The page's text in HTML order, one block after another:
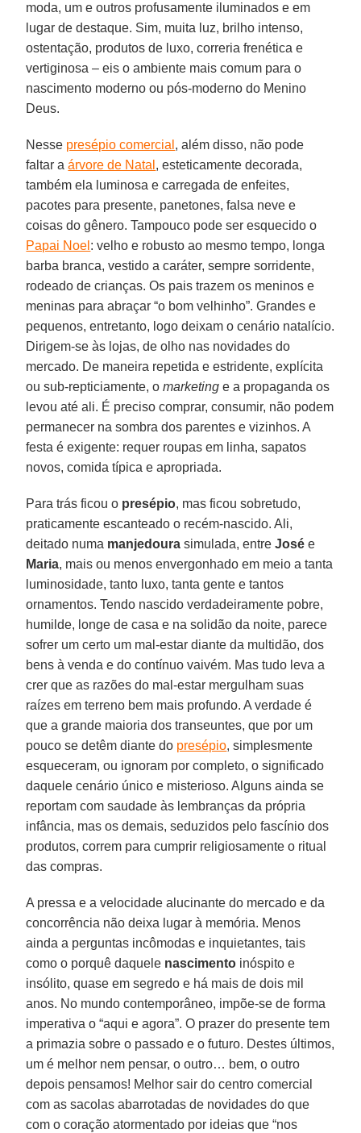
moda, um e outros profusamente iluminados e em
lugar de destaque. Sim, muita luz, brilho intenso,
ostentação, produtos de luxo, correria frenética e
vertiginosa – eis o ambiente mais comum para o
nascimento moderno ou pós-moderno do Menino
Deus.
Nesse presépio comercial , além disso, não pode
faltar aárvore de Natal , esteticamente decorada,
também ela luminosa e carregada de enfeites,
pacotes para presente, panetones, falsa neve e
coisas do gênero. Tampouco pode ser esquecido o
Papai Noel : velho e robusto ao mesmo tempo, longa
barba branca, vestido a caráter, sempre sorridente,
rodeado de crianças. Os pais trazem os meninos e
meninas para abraçar “o bom velhinho”. Grandes e
pequenos, entretanto, logo deixam o cenário natalício.
Dirigem-se às lojas, de olho nas novidades do
mercado. De maneira repetida e estridente, explícita
ou sub-repticiamente, omarketing e a propaganda os
levou até ali. É preciso comprar, consumir, não podem
permanecer na sombra dos parentes e vizinhos. A
festa é exigente: requer roupas em linha, sapatos
novos, comida típica e apropriada.
Para trás ficou o presépio, mas ficou sobretudo,
praticamente escanteado o recém-nascido. Ali,
deitado numa manjedoura simulada, entreJosée
Maria, mais ou menos envergonhado em meio a tanta
luminosidade, tanto luxo, tanta gente e tantos
ornamentos. Tendo nascido verdadeiramente pobre,
humilde, longe de casa e na solidão da noite, parece
sofrer um certo um mal-estar diante da multidão, dos
bens à venda e do contínuo vaivém. Mas tudo leva a
crer que as razões do mal-estar mergulham suas
raízes em terreno bem mais profundo. A verdade é
que a grande maioria dos transeuntes, que por um
pouco se detêm diante do presépio, simplesmente
esqueceram, ou ignoram por completo, o significado
daquele cenário único e misterioso. Alguns ainda se
reportam com saudade às lembranças da própria
infância, mas os demais, seduzidos pelo fascínio dos
produtos, correm para cumprir religiosamente o ritual
das compras.
A pressa e a velocidade alucinante do mercado e da
concorrência não deixa lugar à memória. Menos
ainda a perguntas incômodas e inquietantes, tais
como o porquê daquele nascimento inóspito e
insólito, quase em segredo e há mais de dois mil
anos. No mundo contemporâneo, impõe-se de forma
imperativa o “aqui e agora”. O prazer do presente tem
a primazia sobre o passado e o futuro. Destes últimos,
um é melhor nem pensar, o outro… bem, o outro
depois pensamos! Melhor sair do centro comercial
com as sacolas abarrotadas de novidades do que
com o coração atormentado por ideias que “nos